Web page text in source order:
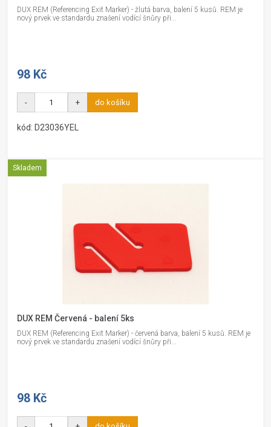
DUX REM (Referencing Exit Marker) - žlutá barva, balení 5 kusů. REM je
nový prvek ve standardu znašení vodící šnůry při...
98 Kč
- + do košíku
kód: D23036YEL
Skladem
DUX REM Červená - balení 5ks
DUX REM (Referencing Exit Marker) - červená barva, balení 5 kusů. REM je
nový prvek ve standardu znašení vodící šnůry při...
98 Kč